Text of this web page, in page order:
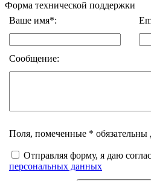
Форма технической поддержки
Ваше имя*:
Сообщение:
Поля, помеченные * обязательны
Отправляя форму, я даю
персональных данных